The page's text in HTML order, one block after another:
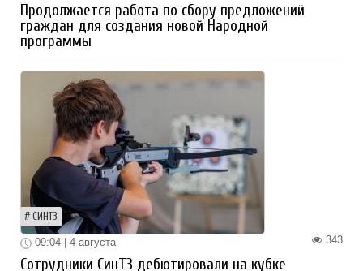
Продолжается работа по сбору предложений
граждан для создания новой Народной
программы
СИНТЗ
343
09:04 | 4 августа
Сотрудники СинТЗ дебютировали на кубке